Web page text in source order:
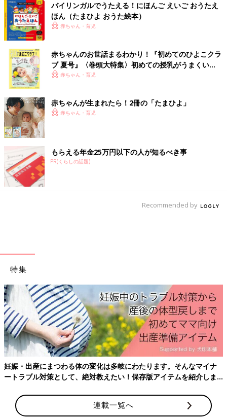
す。
『初めてのひよこクラブ』2024年夏号には、「赤ちゃんが離乳
食を食べられるようになるまで…」特集があります。
『初めてのひよこクラブ』最新号はこちら！
Amazonで購入する（送料無料）
楽天ブックスで購入する（送料無料）
バイリンガルでうたえる！にほんご えいご おうたえ
ほん（たまひよ おうた絵本）
赤ちゃん・育児
赤ちゃんのお世話まるわかり！『初めてのひよこクラ
ブ 夏号』〈巻頭大特集〉初めての授乳がうまくい
く！ おっぱい・ミルクの基本と夏のトラブル 解決テ
赤ちゃん・育児
赤ちゃんが生まれたら！2冊の「たまひよ」
赤ちゃん・育児
もらえる年金25万円以下の人が知るべき事
PR(くらしの話題)
Recommended by
特集
妊娠・出産にまつわる体の変化は多岐にわたります。そんなマイナ
ートラブル対策として、絶対教えたい！保存版アイテムを紹介しま
連載一覧へ